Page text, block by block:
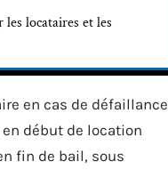
locataires et les
en cas de défaillance
début de location
fin de bail, sous